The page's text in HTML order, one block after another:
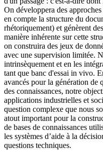
On développera des
en compte la structure du
rhétoriquement) et génèrent
manière inhérente sur cette
on construira des jeux de
avec une supervision limitée.
intrinsèquement et en les
tant que banc d'essai in vivo.
avancés pour la génération de
des connaissances, notre
applications industrielles et
question complexe que nous
atout important pour la
de bases de connaissances
les systèmes d’aide à la
questions techniques.